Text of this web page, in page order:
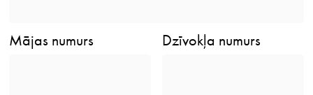
Mājas numurs Dzīvokļa numurs